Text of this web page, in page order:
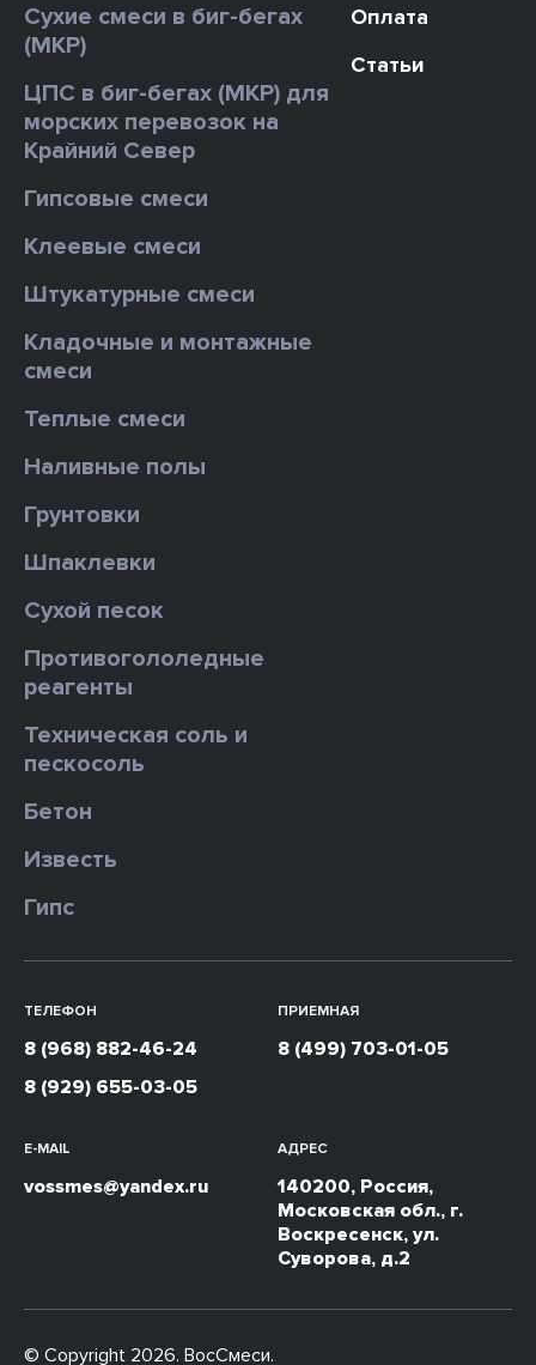
Сухие смеси в биг-бегах
(МКР)
ЦПС в биг-бегах (МКР) для
морских перевозок на
Крайний Север
Гипсовые смеси
Клеевые смеси
Штукатурные смеси
Кладочные и монтажные
смеси
Теплые смеси
Наливные полы
Грунтовки
Шпаклевки
Сухой песок
Противогололедные
реагенты
Техническая соль и
пескосоль
Бетон
Известь
Гипс
Оплата
Статьи
ТЕЛЕФОН
8 (968) 882-46-24
8 (929) 655-03-05
ПРИЕМНАЯ
8 (499) 703-01-05
E-MAIL
vossmes@yandex.ru
АДРЕС
140200, Россия,
Московская обл., г.
Воскресенск, ул.
Суворова, д.2
© Copyright 2026. ВосСмеси.